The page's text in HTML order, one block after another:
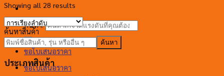
ค้นหา:
ขอใบเสนอราคา
ขอใบเสนอราคา
Showing all 28 results
ค้นหาสินค้า
ค้นหา
ประเภทสินค้า